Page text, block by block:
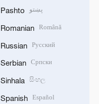
Pashto پښتو
Romanian Română
Russian Русский
Serbian Српски
Sinhala සිංහල
Spanish Español